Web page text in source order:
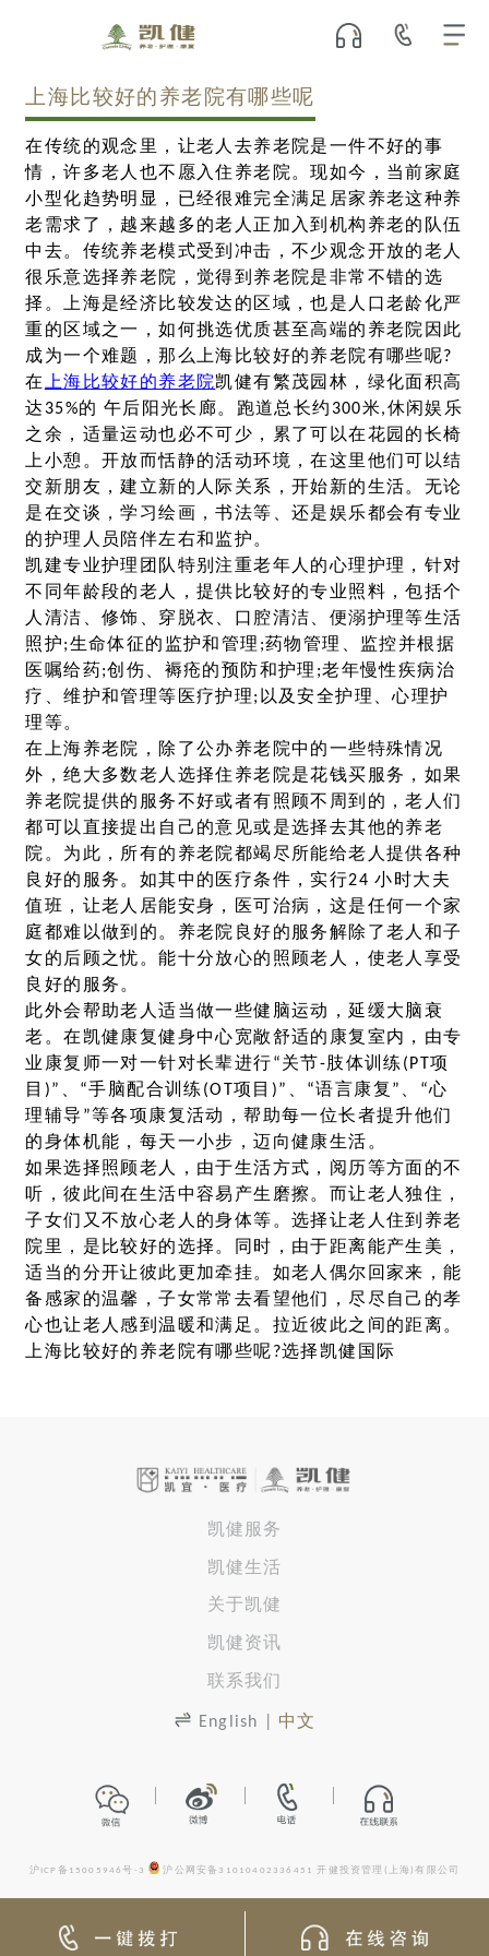
上海比较好的养老院有哪些呢
在传统的观念里，让老人去养老院是一件不好的事
情，许多老人也不愿入住养老院。现如今，当前家庭
小型化趋势明显，已经很难完全满足居家养老这种养
老需求了，越来越多的老人正加入到机构养老的队伍
中去。传统养老模式受到冲击，不少观念开放的老人
很乐意选择养老院，觉得到养老院是非常不错的选
择。上海是经济比较发达的区域，也是人口老龄化严
重的区域之一，如何挑选优质甚至高端的养老院因此
成为一个难题，那么上海比较好的养老院有哪些呢?
在上海比较好的养老院凯健有繁茂园林，绿化面积高
达35%的 午后阳光长廊。跑道总长约300米,休闲娱乐
之余，适量运动也必不可少，累了可以在花园的长椅
上小憩。开放而恬静的活动环境，在这里他们可以结
交新朋友，建立新的人际关系，开始新的生活。无论
是在交谈，学习绘画，书法等、还是娱乐都会有专业
的护理人员陪伴左右和监护。
凯建专业护理团队特别注重老年人的心理护理，针对
不同年龄段的老人，提供比较好的专业照料，包括个
人清洁、修饰、穿脱衣、口腔清洁、便溺护理等生活
照护;生命体征的监护和管理;药物管理、监控并根据
医嘱给药;创伤、褥疮的预防和护理;老年慢性疾病治
疗、维护和管理等医疗护理;以及安全护理、心理护
理等。
在上海养老院，除了公办养老院中的一些特殊情况
外，绝大多数老人选择住养老院是花钱买服务，如果
养老院提供的服务不好或者有照顾不周到的，老人们
都可以直接提出自己的意见或是选择去其他的养老
院。为此，所有的养老院都竭尽所能给老人提供各种
良好的服务。如其中的医疗条件，实行24 小时大夫
值班，让老人居能安身，医可治病，这是任何一个家
庭都难以做到的。养老院良好的服务解除了老人和子
女的后顾之忧。能十分放心的照顾老人，使老人享受
良好的服务。
此外会帮助老人适当做一些健脑运动，延缓大脑衰
老。在凯健康复健身中心宽敞舒适的康复室内，由专
业康复师一对一针对长辈进行“关节-肢体训练(PT项
目)”、“手脑配合训练(OT项目)”、“语言康复”、“心
理辅导”等各项康复活动，帮助每一位长者提升他们
的身体机能，每天一小步，迈向健康生活。
如果选择照顾老人，由于生活方式，阅历等方面的不
听，彼此间在生活中容易产生磨擦。而让老人独住，
子女们又不放心老人的身体等。选择让老人住到养老
院里，是比较好的选择。同时，由于距离能产生美，
适当的分开让彼此更加牵挂。如老人偶尔回家来，能
备感家的温馨，子女常常去看望他们，尽尽自己的孝
心也让老人感到温暖和满足。拉近彼此之间的距离。
上海比较好的养老院有哪些呢?选择凯健国际
沪ICP备15005946号-3 沪公网安备31010402336451 开健投资管理(上海)有限公司
凯健服务
凯健生活
关于凯健
凯健资讯
联系我们
English 中文